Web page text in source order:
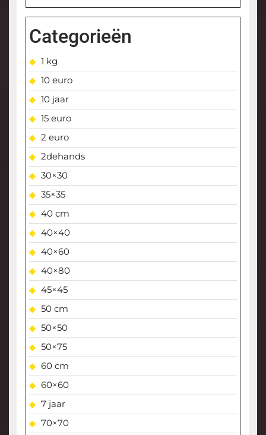
Categorieën
1 kg
10 euro
10 jaar
15 euro
2 euro
2dehands
30×30
35×35
40 cm
40×40
40×60
40×80
45×45
50 cm
50×50
50×75
60 cm
60×60
7 jaar
70×70